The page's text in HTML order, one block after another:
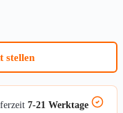
stellen
7-21 Werktage